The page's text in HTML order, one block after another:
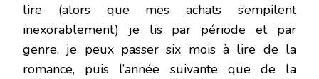
lire (alors que mes achats s’empilent
inexorablement) je lis par période et par
genre, je peux passer six mois à lire de la
romance, puis l’année suivante que de la